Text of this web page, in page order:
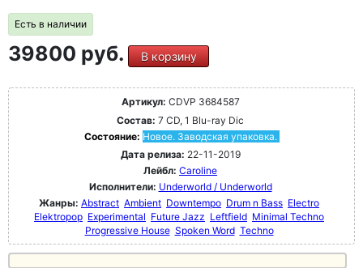
Есть в наличии
39800 руб. В корзину
Артикул: CDVP 3684587
Состав: 7 CD, 1 Blu-ray Dic
Состояние: Новое. Заводская упаковка.
Дата релиза: 22-11-2019
Лейбл: Caroline
Исполнители: Underworld / Underworld
Жанры: Abstract Ambient Downtempo Drum n Bass Electro
Elektropop Experimental Future Jazz Leftfield Minimal Techno
Progressive House Spoken Word Techno